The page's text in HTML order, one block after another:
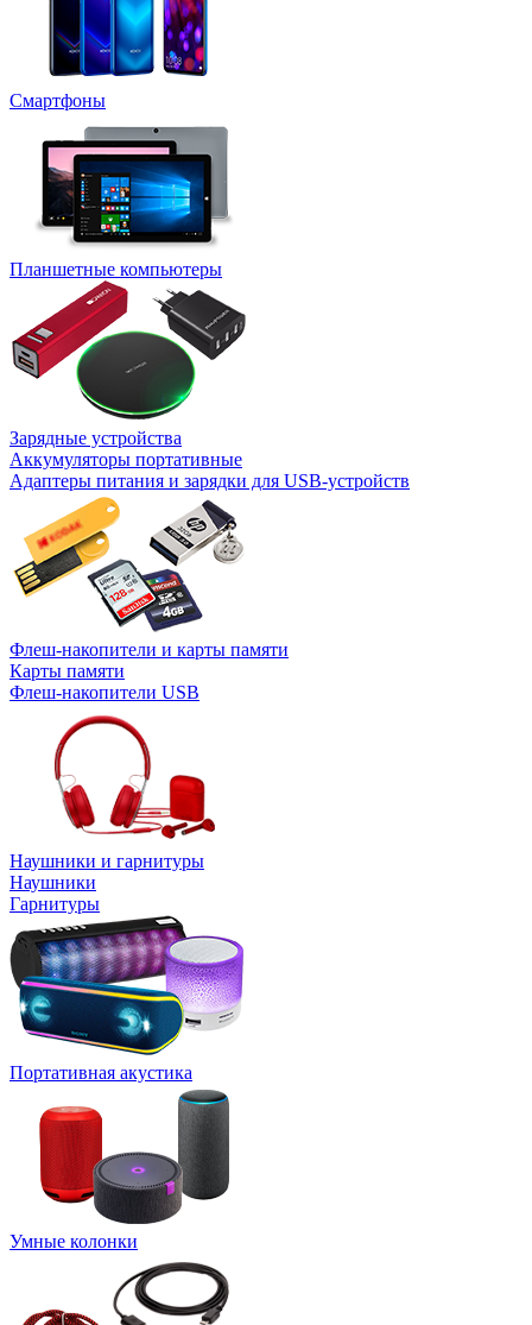
Смартфоны
Планшетные компьютеры
Зарядные устройства
Аккумуляторы портативные
Адаптеры питания и зарядки для USB-устройств
Флеш-накопители и карты памяти
Карты памяти
Флеш-накопители USB
Наушники и гарнитуры
Наушники
Гарнитуры
Портативная акустика
Умные колонки